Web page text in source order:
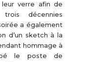
verre afin de
décennies
a également
d’un sketch à la
hommage à
le poste de